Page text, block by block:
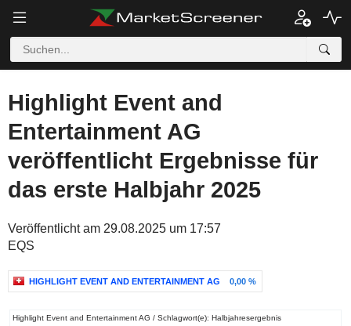
Highlight Event and
Entertainment AG
veröffentlicht Ergebnisse für
das erste Halbjahr 2025
Veröffentlicht am 29.08.2025 um 17:57
EQS
HIGHLIGHT EVENT AND ENTERTAINMENT AG 0,00 %
Highlight Event and Entertainment AG / Schlagwort(e): Halbjahresergebnis